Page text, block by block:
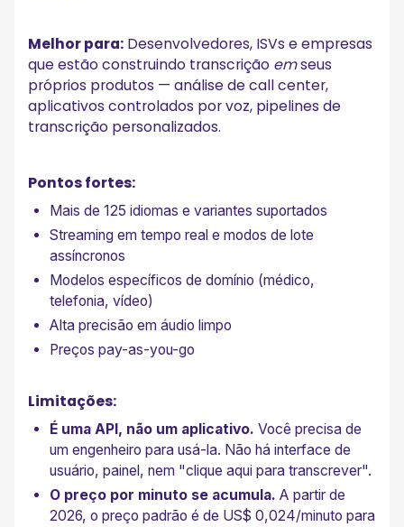
Melhor para: Desenvolvedores, ISVs e empresas
que estão construindo transcrição emseus
próprios produtos — análise de call center,
aplicativos controlados por voz, pipelines de
transcrição personalizados.
Pontos fortes:
Mais de 125 idiomas e variantes suportados
Streaming em tempo real e modos de lote
assíncronos
Modelos específicos de domínio (médico,
telefonia, vídeo)
Alta precisão em áudio limpo
Preços pay-as-you-go
Limitações:
É uma API, não um aplicativo. Você precisa de
um engenheiro para usá-la. Não há interface de
usuário, painel, nem "clique aqui para transcrever".
O preço por minuto se acumula. A partir de
2026, o preço padrão é de US$ 0,024/minuto para